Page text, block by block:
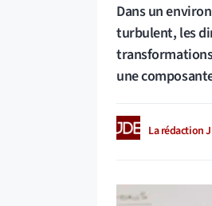
Dans un
turbulent, les
une
La rédaction